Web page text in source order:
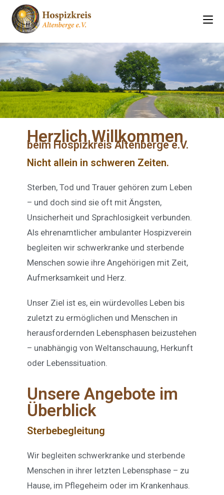
Herzlich Willkommen
beim Hospizkreis Altenberge e.V.
Nicht allein in schweren Zeiten.
Sterben, Tod und Trauer gehören zum Leben
– und doch sind sie oft mit Ängsten,
Unsicherheit und Sprachlosigkeit verbunden.
Als ehrenamtlicher ambulanter Hospizverein
begleiten wir schwerkranke und sterbende
Menschen sowie ihre Angehörigen mit Zeit,
Aufmerksamkeit und Herz.
Unser Ziel ist es, ein würdevolles Leben bis
zuletzt zu ermöglichen und Menschen in
herausfordernden Lebensphasen beizustehen
– unabhängig von Weltanschauung, Herkunft
oder Lebenssituation.
Unsere Angebote im
Überblick
Sterbebegleitung
Wir begleiten schwerkranke und sterbende
Menschen in ihrer letzten Lebensphase – zu
Hause, im Pflegeheim oder im Krankenhaus.